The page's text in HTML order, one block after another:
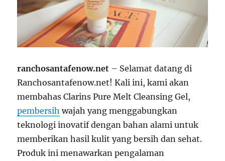
ranchosantafenow.net – Selamat datang di
Ranchosantafenow.net! Kali ini, kami akan
membahas Clarins Pure Melt Cleansing Gel,
pembersih wajah yang menggabungkan
teknologi inovatif dengan bahan alami untuk
memberikan hasil kulit yang bersih dan sehat.
Produk ini menawarkan pengalaman